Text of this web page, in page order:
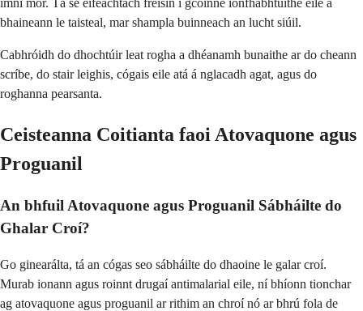
imní mór. Tá sé éifeachtach freisin i gcoinne ionfhabhtuithe eile a
bhaineann le taisteal, mar shampla buinneach an lucht siúil.
Cabhróidh do dhochtúir leat rogha a dhéanamh bunaithe ar do cheann
scríbe, do stair leighis, cógais eile atá á nglacadh agat, agus do
roghanna pearsanta.
Ceisteanna Coitianta faoi Atovaquone agus
Proguanil
An bhfuil Atovaquone agus Proguanil Sábháilte do
Ghalar Croí?
Go ginearálta, tá an cógas seo sábháilte do dhaoine le galar croí.
Murab ionann agus roinnt drugaí antimalarial eile, ní bhíonn tionchar
ag atovaquone agus proguanil ar rithim an chroí nó ar bhrú fola de